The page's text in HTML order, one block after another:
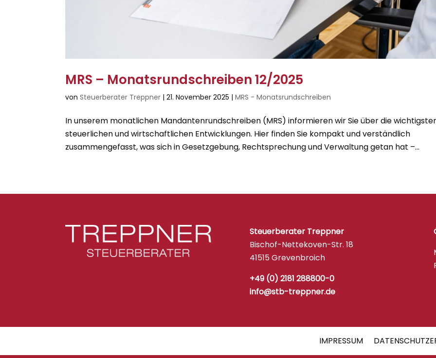
MRS – Monatsrundschreiben 12/2025
vonSteuerberater Treppner |21. November 2025 |MRS - Monatsrundschreiben
In unserem monatlichen Mandantenrundschreiben (MRS) informieren wir Sie über die
steuerlichen und wirtschaftlichen Entwicklungen. Hier finden Sie kompakt und verständlich
zusammengefasst, was sich in Gesetzgebung, Rechtsprechung und Verwaltung getan hat –...
Steuerberater Treppner
Bischof-Nettekoven-Str. 18
41515 Grevenbroich
+49 (0) 2181 288800-0
info@stb-treppner.de
IMPRESSUM